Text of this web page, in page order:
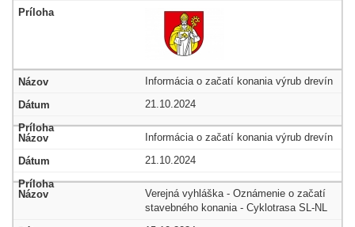
Informácia o začatí konania výrub drevín
21.10.2024
Informácia o začatí konania výrub drevín
21.10.2024
Verejná vyhláška - Oznámenie o začatí
stavebného konania - Cyklotrasa SL-NL